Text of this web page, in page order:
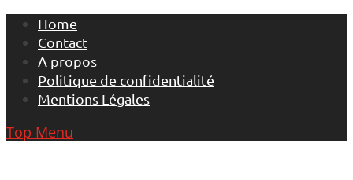
Skip
content
Home
Contact
A propos
Politique de confidentialité
Mentions Légales
Top Menu